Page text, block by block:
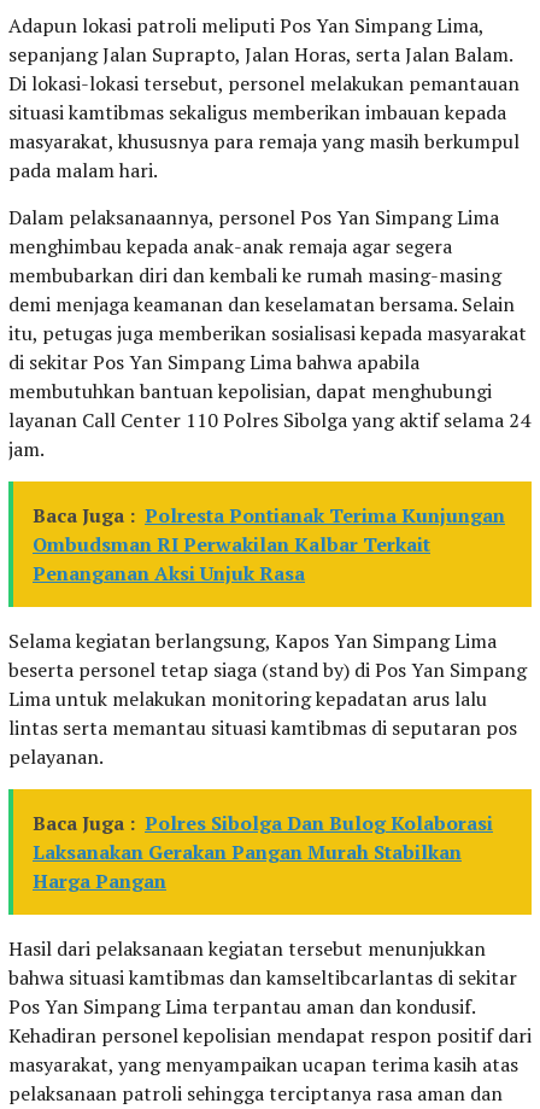
Adapun lokasi patroli meliputi Pos Yan Simpang Lima,
sepanjang Jalan Suprapto, Jalan Horas, serta Jalan Balam.
Di lokasi-lokasi tersebut, personel melakukan pemantauan
situasi kamtibmas sekaligus memberikan imbauan kepada
masyarakat, khususnya para remaja yang masih berkumpul
pada malam hari.
Dalam pelaksanaannya, personel Pos Yan Simpang Lima
menghimbau kepada anak-anak remaja agar segera
membubarkan diri dan kembali ke rumah masing-masing
demi menjaga keamanan dan keselamatan bersama. Selain
itu, petugas juga memberikan sosialisasi kepada masyarakat
di sekitar Pos Yan Simpang Lima bahwa apabila
membutuhkan bantuan kepolisian, dapat menghubungi
layanan Call Center 110 Polres Sibolga yang aktif selama 24
jam.
Baca Juga : Polresta Pontianak Terima Kunjungan
Ombudsman RI Perwakilan Kalbar Terkait
Penanganan Aksi Unjuk Rasa
Selama kegiatan berlangsung, Kapos Yan Simpang Lima
beserta personel tetap siaga (stand by) di Pos Yan Simpang
Lima untuk melakukan monitoring kepadatan arus lalu
lintas serta memantau situasi kamtibmas di seputaran pos
pelayanan.
Baca Juga : Polres Sibolga Dan Bulog Kolaborasi
Laksanakan Gerakan Pangan Murah Stabilkan
Harga Pangan
Hasil dari pelaksanaan kegiatan tersebut menunjukkan
bahwa situasi kamtibmas dan kamseltibcarlantas di sekitar
Pos Yan Simpang Lima terpantau aman dan kondusif.
Kehadiran personel kepolisian mendapat respon positif dari
masyarakat, yang menyampaikan ucapan terima kasih atas
pelaksanaan patroli sehingga terciptanya rasa aman dan